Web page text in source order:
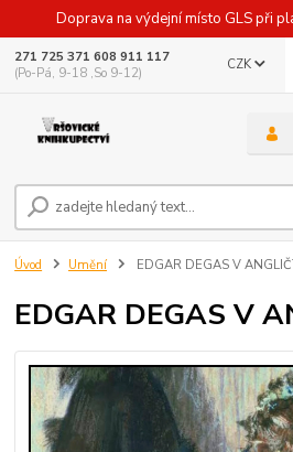
Doprava na výdejní místo GLS při
CZK
271 725 371 608 911 117
(Po-Pá, 9-18 ,So 9-12)
Úvod Umění EDGAR DEGAS V
EDGAR DEGAS V